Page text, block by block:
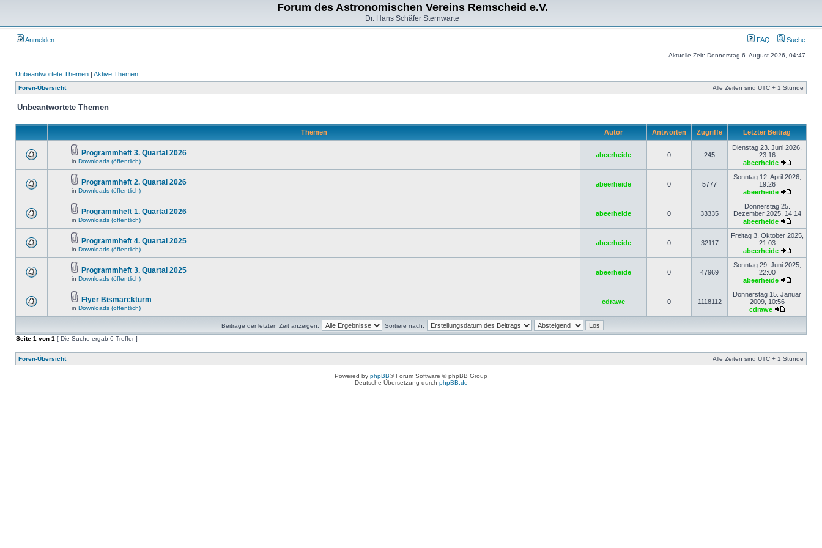
Forum des Astronomischen Vereins Remscheid e.V.
Dr. Hans Schäfer Sternwarte
Anmelden FAQ Suche
Aktuelle Zeit: Donnerstag 6. August 2026, 04:47
Unbeantwortete Themen | Aktive Themen
Foren-Übersicht Alle Zeiten sind UTC + 1 Stunde
Unbeantwortete Themen
Themen Autor Antworten Zugriffe Letzter Beitrag
Programmheft 3. Quartal 2026
in Downloads (öffentlich)
abeerheide 0 245
Dienstag 23. Juni 2026,
23:16
abeerheide
Programmheft 2. Quartal 2026
in Downloads (öffentlich)
abeerheide 0 5777
Sonntag 12. April 2026,
19:26
abeerheide
Programmheft 1. Quartal 2026
in Downloads (öffentlich)
abeerheide 0 33335
Donnerstag 25.
Dezember 2025, 14:14
abeerheide
Programmheft 4. Quartal 2025
in Downloads (öffentlich)
abeerheide 0 32117
Freitag 3. Oktober 2025,
21:03
abeerheide
Programmheft 3. Quartal 2025
in Downloads (öffentlich)
abeerheide 0 47969
Sonntag 29. Juni 2025,
22:00
abeerheide
Flyer Bismarckturm
in Downloads (öffentlich)
cdrawe 0 1118112
Donnerstag 15. Januar
2009, 10:56
cdrawe
Beiträge der letzten Zeit anzeigen:
Sortiere nach:
Seite 1 von 1 [ Die Suche ergab 6 Treffer ]
Foren-Übersicht Alle Zeiten sind UTC + 1 Stunde
Powered by phpBB® Forum Software © phpBB Group
Deutsche Übersetzung durch phpBB.de